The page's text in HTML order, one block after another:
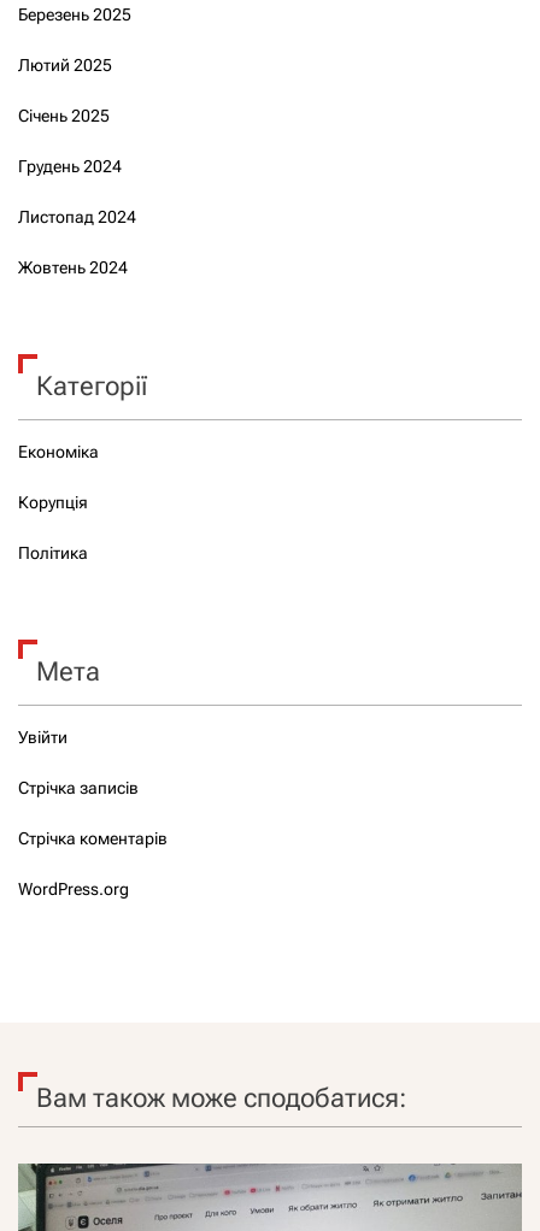
Березень 2025
Лютий 2025
Січень 2025
Грудень 2024
Листопад 2024
Жовтень 2024
Категорії
Економіка
Корупція
Політика
Мета
Увійти
Стрічка записів
Стрічка коментарів
WordPress.org
Вам також може сподобатися: